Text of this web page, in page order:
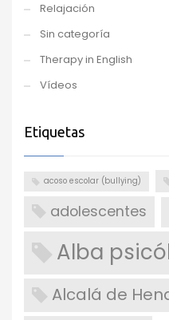
Relajación
Sin categoría
Therapy in English
Vídeos
Etiquetas
acoso escolar (bullying)
adolescentes
Alba
Alcalá de